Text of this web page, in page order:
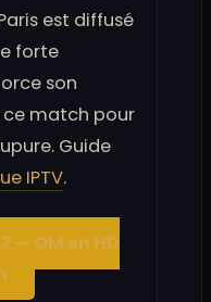
est diffusé
forte
son
ce match pour
Guide
IPTV.
— OM en HD